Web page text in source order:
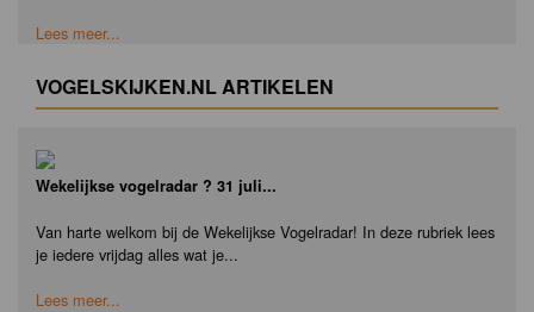
Lees meer...
VOGELSKIJKEN.NL ARTIKELEN
Wekelijkse vogelradar ? 31 juli...
Van harte welkom bij de Wekelijkse Vogelradar! In deze rubriek lees
je iedere vrijdag alles wat je...
Lees meer...